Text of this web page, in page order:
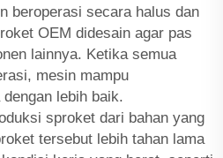
beroperasi secara halus dan
OEM didesain agar pas
lainnya. Ketika semua
mesin mampu
lebih baik.
sproket dari bahan yang
tersebut lebih tahan lama